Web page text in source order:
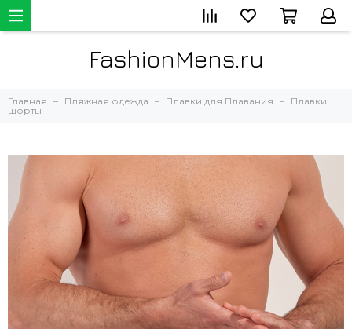
FashionMens.ru
Главная Пляжная одежда Плавки для Плавания
Плавки
шорты